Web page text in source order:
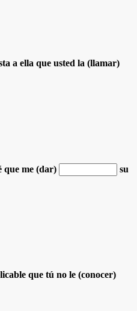
a ella que usted la (llamar)
que me (dar)
su
que tú no le (conocer)